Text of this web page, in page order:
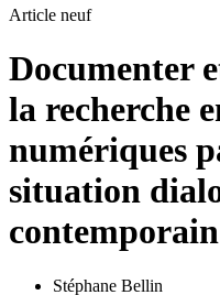
Article neuf
Documenter
la recherche
numériques
situation
contemporain
Stéphane Bellin